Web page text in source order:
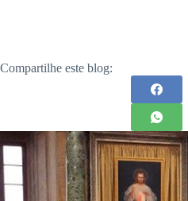
Compartilhe este blog: